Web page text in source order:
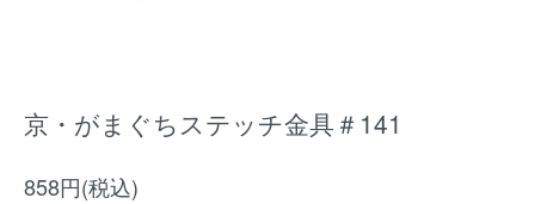
京・がまぐちステッチ金具＃141
858円(税込)